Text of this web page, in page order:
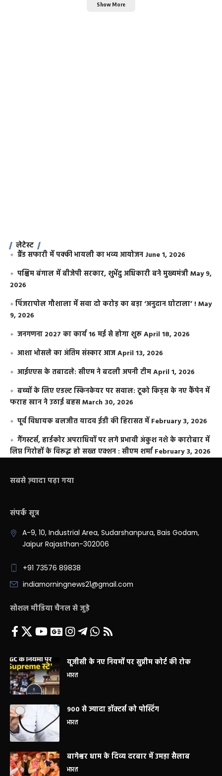
Show More
लेटेस्ट
ग्रैंड सफारी में पक्की भायली का भव्य आयोजन June 1, 2026
पश्चिम बंगाल में बीजेपी सरकार, शुभेंदु अधिकारी बने मुख्यमंत्रीMay 9,
2026
​पिंजरापोल गौशाला में सवा दो करोड़ का बड़ा ‘अनुदान घोटाला’ !May
9, 2026
जनगणना 2027 का कार्य 16 मई से होगा शुरूApril 18, 2026
आशा भोसले का अंतिम संस्कार आजApril 13, 2026
आईएएस के तबादले: सीएम ने बदली अपनी टीमApril 1, 2026
बच्चों के लिए एडल्ट स्किनकेयर पर सवाल: टूको किड्स के नए कैंपेन में
फराह खान ने उठाई बहसMarch 30, 2026
पूर्व विधायक बलजीत यादव ईडी की हिरासत में February 3, 2026
गैंगस्टर्स, हार्डकोर अपराधियों पर लगे प्रभावी अंकुश नशे के कारोबार में
लिप्त गिरोहों के विरूद्ध हो सख्त एक्शन : सीएम शर्मा February 3, 2026
सबसे ज़्यादा पढ़ा गया
संपर्क सूत्र
A-9, 10, Industrial Area, Sudarshanpura, Bais Godam,
Jaipur Rajasthan-302006
+91 73576 89838
indiamorningnews21@gmail.com
सोशल मीडिया चैनल से जुड़े
यूजीसी के नए नियमों पर सुप्रीम कोर्ट की रोक
भारत
900 से ज्यादा डॉक्टर्स को पोस्टिंग
भारत
बागेश्वर धाम के दिव्य दरबार में उमड़ा सैलाब
भारत